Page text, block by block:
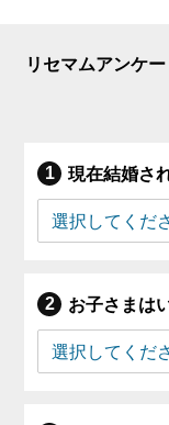
リセマムアンケ
現在結婚さ
お子さまは